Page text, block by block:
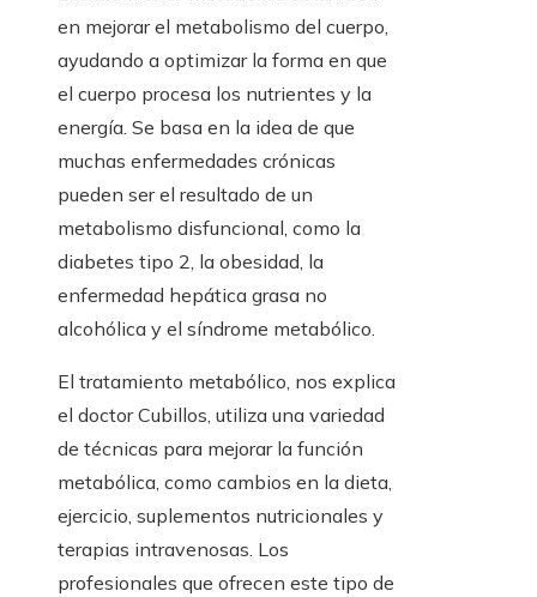
en mejorar el metabolismo del cuerpo,
ayudando a optimizar la forma en que
el cuerpo procesa los nutrientes y la
energía. Se basa en la idea de que
muchas enfermedades crónicas
pueden ser el resultado de un
metabolismo disfuncional, como la
diabetes tipo 2, la obesidad, la
enfermedad hepática grasa no
alcohólica y el síndrome metabólico.
El tratamiento metabólico, nos explica
el doctor Cubillos, utiliza una variedad
de técnicas para mejorar la función
metabólica, como cambios en la dieta,
ejercicio, suplementos nutricionales y
terapias intravenosas. Los
profesionales que ofrecen este tipo de